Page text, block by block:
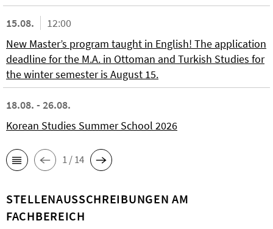
15.08.
12:00
New Master’s program taught in English! The application
deadline for the M.A. in Ottoman and Turkish Studies for
the winter semester is August 15.
18.08. - 26.08.
Korean Studies Summer School 2026
1 / 14
STELLENAUSSCHREIBUNGEN AM
FACHBEREICH